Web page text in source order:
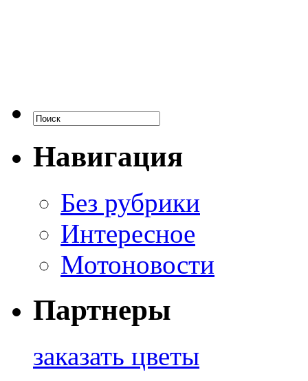
Навигация
Без рубрики
Интересное
Мотоновости
Партнеры
заказать цветы